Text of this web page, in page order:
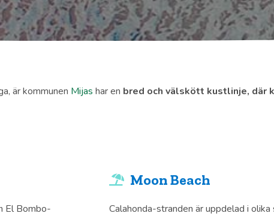
är kommunen Mijas har en bred och välskött kustlinje, där
El Bombo-
Moon Beach
Calahonda-stranden är uppdelad i